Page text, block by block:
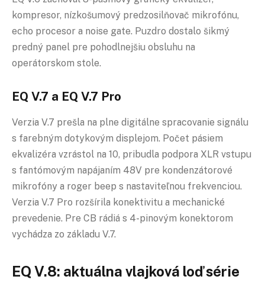
kompresor, nízkošumový predzosilňovač mikrofónu,
echo procesor a noise gate. Puzdro dostalo šikmý
predný panel pre pohodlnejšiu obsluhu na
operátorskom stole.
EQ V.7 a EQ V.7 Pro
Verzia V.7 prešla na plne digitálne spracovanie signálu
s farebným dotykovým displejom. Počet pásiem
ekvalizéra vzrástol na 10, pribudla podpora XLR vstupu
s fantómovým napájaním 48V pre kondenzátorové
mikrofóny a roger beep s nastaviteľnou frekvenciou.
Verzia V.7 Pro rozšírila konektivitu a mechanické
prevedenie. Pre CB rádiá s 4-pinovým konektorom
vychádza zo základu V.7.
EQ V.8: aktuálna vlajková loď série